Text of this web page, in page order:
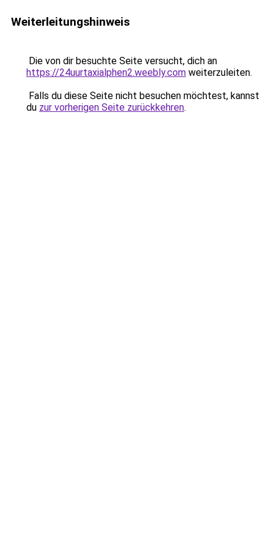
Weiterleitungshinweis
Die von dir besuchte Seite versucht, dich an
https://24uurtaxialphen2.weebly.com weiterzuleiten.
Falls du diese Seite nicht besuchen möchtest, kannst
du zur vorherigen Seite zurückkehren.